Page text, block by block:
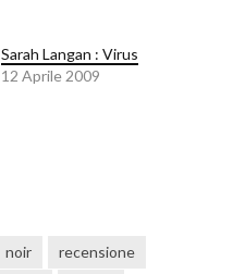
Sarah Langan : Virus
12 Aprile 2009
noir
recensione